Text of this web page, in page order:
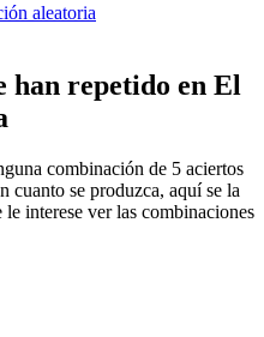
aleatoria
han repetido en El
combinación de 5 aciertos
cuanto se produzca, aquí se la
le interese ver las combinaciones